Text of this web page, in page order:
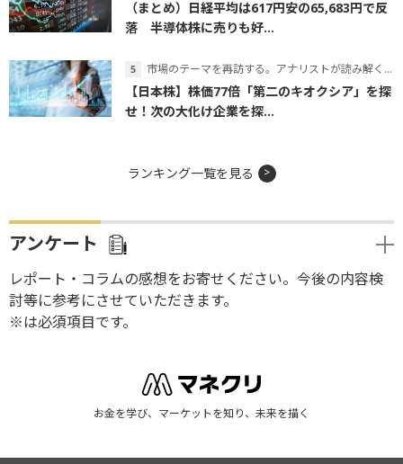
（まとめ）日経平均は617円安の65,683円で反
落 半導体株に売りも好...
市場のテーマを再訪する。アナリストが読み解くテーマの本質
【日本株】株価77倍「第二のキオクシア」を探
せ！次の大化け企業を探...
ランキング一覧を見る
アンケート
レポート・コラムの感想をお寄せください。今後の内容検
討等に参考にさせていただきます。
※は必須項目です。
お金を学び、マーケットを知り、未来を描く